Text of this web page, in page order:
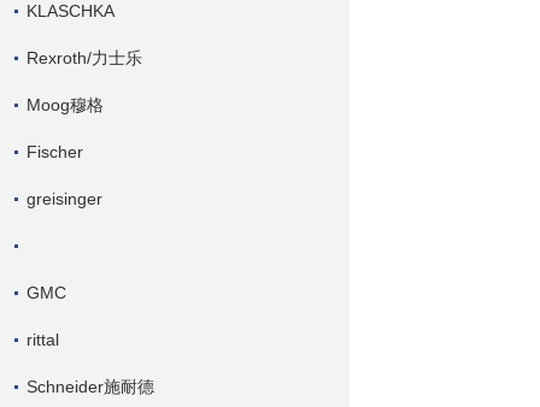
KLASCHKA
Rexroth/力士乐
Moog穆格
Fischer
greisinger
GMC
rittal
Schneider施耐德